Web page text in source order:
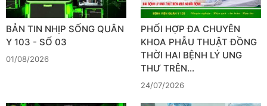
BẢN TIN NHỊP SỐNG QUÂN
Y 103 - SỐ 03
01/08/2026
PHỐI HỢP ĐA CHUYÊN
KHOA PHẪU THUẬT ĐỒNG
THỜI HAI BỆNH LÝ UNG
THƯ TRÊN…
24/07/2026